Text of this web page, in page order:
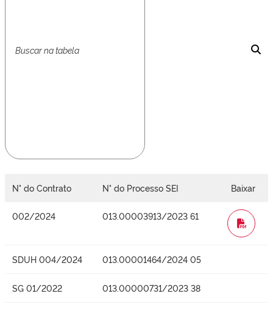
N° do Contrato N° do Processo SEI Baixar
002/2024 013.00003913/2023 61
WORD
SDUH 004/2024 013.00001464/2024 05
SG 01/2022 013.00000731/2023 38